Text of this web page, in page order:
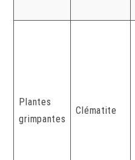
Plantes
grimpantes
Clématite